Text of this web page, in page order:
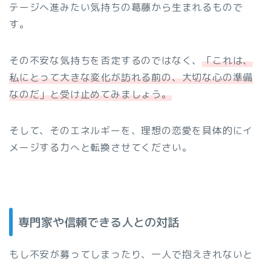
テージへ進みたい気持ちの葛藤から生まれるもので
す。
その不安な気持ちを否定するのではなく、「これは、
私にとって大きな変化が訪れる前の、大切な心の準備
なのだ」と受け止めてみましょう。
そして、そのエネルギーを、理想の恋愛を具体的にイ
メージする力へと転換させてください。
専門家や信頼できる人との対話
もし不安が募ってしまったり、一人で抱えきれないと